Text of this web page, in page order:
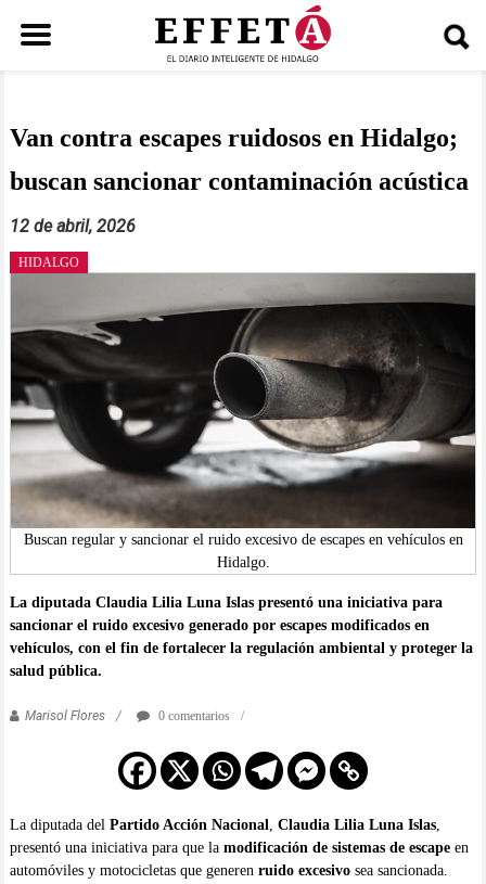
contenido
Van contra escapes ruidosos en Hidalgo;
buscan sancionar contaminación acústica
12 de abril, 2026
Buscan regular y sancionar el ruido excesivo de escapes en vehículos en
Hidalgo.
HIDALGO
La diputada Claudia Lilia Luna Islas presentó una iniciativa para
sancionar el ruido excesivo generado por escapes modificados en
vehículos, con el fin de fortalecer la regulación ambiental y proteger la
salud pública.
Marisol Flores 0 comentarios
La diputada del Partido Acción Nacional Claudia Lilia Luna Islas,
presentó una iniciativa para que la modificación de sistemas de escapeen
automóviles y motocicletas que generen ruido excesivosea sancionada.